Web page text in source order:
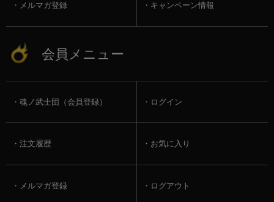
メルマガ登録 キャンペーン情報
会員メニュー
魂ノ武士団（会員登録） ログイン
注文履歴 お気に入り
メルマガ登録 ログアウト